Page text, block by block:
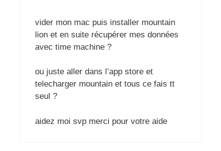
vider mon mac puis installer mountain
lion et en suite récupérer mes données
avec time machine ?
ou juste aller dans l’app store et
telecharger mountain et tous ce fais tt
seul ?
aidez moi svp merci pour votre aide